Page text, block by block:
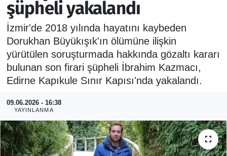
şüpheli yakalandı
İzmir'de 2018 yılında hayatını kaybeden
Dorukhan Büyükışık'ın ölümüne ilişkin
yürütülen soruşturmada hakkında gözaltı kararı
bulunan son firari şüpheli İbrahim Kazmacı,
Edirne Kapıkule Sınır Kapısı'nda yakalandı.
09.06.2026 - 16:38
YAYINLANMA
EKONOMİ
SİYASET
SPOR
ASAYİŞ
RESMİ REKLAM
Puan Durumu ve Fikstür
Tüm Manşetler
Son Dakika Haberleri
Haber Arşivi